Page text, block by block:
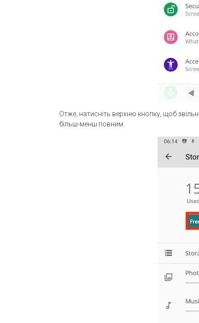
Отже, натисніть верхню кнопку, щоб
більш-менш повним.